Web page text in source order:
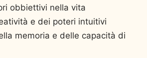
obbiettivi nella vita
e dei poteri intuitivi
memoria e delle capacità di